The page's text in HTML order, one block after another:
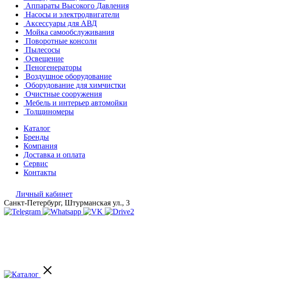
Аппараты Высокого Давления
Насосы и электродвигатели
Аксессуары для АВД
Мойка самообслуживания
Поворотные консоли
Пылесосы
Освещение
Пеногенераторы
Воздушное оборудование
Оборудование для химчистки
Очистные сооружения
Мебель и интерьер автомойки
Толщиномеры
Каталог
Бренды
Компания
Доставка и оплата
Сервис
Контакты
Личный кабинет
Санкт-Петербург, Штурманская ул., 3